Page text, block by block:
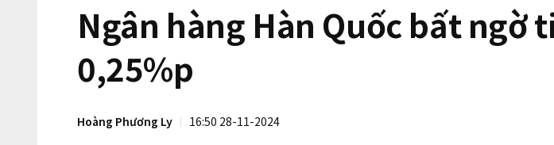
Ngân hàng Hàn Quốc bất ngờ
0,25%p
Hoàng Phương Ly 16:50 28-11-2024